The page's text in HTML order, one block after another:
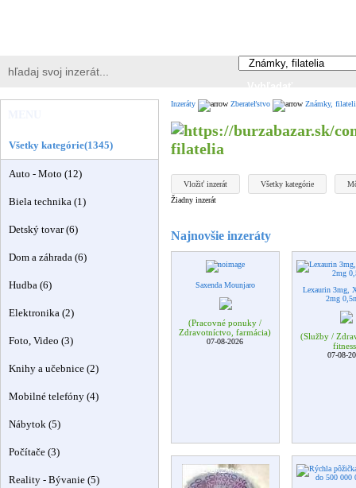
Všetky kategórie(1345)
Auto - Moto (12)
Biela technika (1)
Detský tovar (6)
Dom a záhrada (6)
Hudba (6)
Elektronika (2)
Foto, Video (3)
Knihy a učebnice (2)
Mobilné telefóny (4)
Nábytok (5)
Počítače (3)
Reality - Bývanie (5)
Inzeráty Zberateľstvo Známky,
filatelia
Vložiť inzerát Všetky kategórie
Žiadny inzerát
Najnovšie inzeráty
Saxenda Mounjaro
(Pracovné ponuky /
Zdravotníctvo, farmácia)
07-08-2026
Lexaurin 3mg,
2mg
(Služby /
07-08-